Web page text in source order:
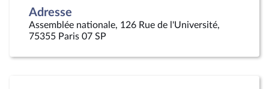
Adresse
Assemblée nationale, 126 Rue de l'Université,
75355 Paris 07 SP